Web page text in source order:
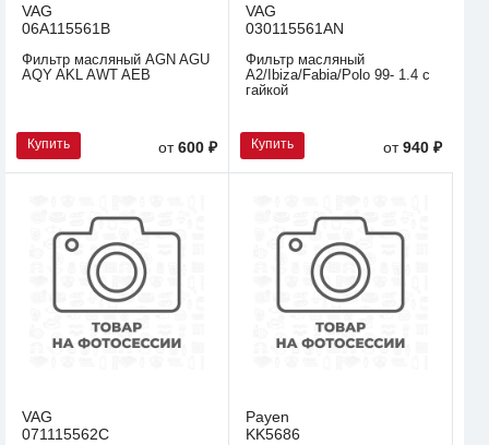
VAG
06A115561B
Фильтр масляный AGN AGU
AQY AKL AWT AEB
Купить от600 ₽
VAG
030115561AN
Фильтр масляный
A2/Ibiza/Fabia/Polo 99- 1.4 с
гайкой
Купить от940 ₽
VAG
071115562C
Payen
KK5686